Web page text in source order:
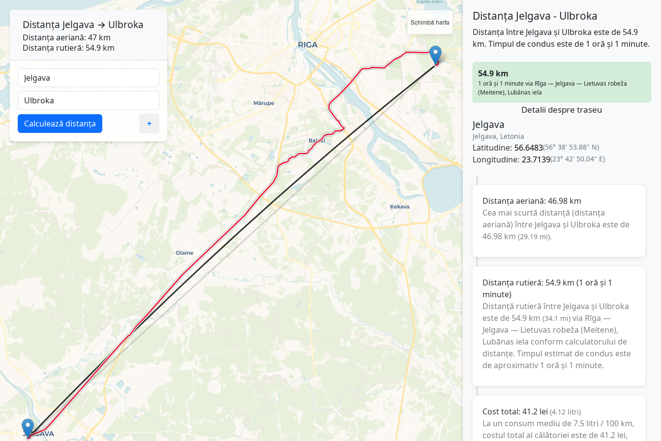
Schimbă harta Distanța Jelgava - Ulbroka
Distanța între Jelgava și Ulbroka este de 54.9
km. Timpul de condus este de 1 oră și 1 minute.
54.9 km
1 oră și 1 minute via Rīga — Jelgava — Lietuvas robeža
(Meitene), Lubānas iela
Detalii despre traseu
Jelgava
Jelgava, Letonia
Latitudine: 56.6483(56° 38' 53.88" N)
Longitudine: 23.7139(23° 42' 50.04" E)
Distanța aeriană: 46.98 km
Cea mai scurtă distanță (distanța
aeriană) între Jelgava și Ulbroka este de
46.98 km (29.19 mi).
Distanța rutieră: 54.9 km (1 oră și 1
minute)
Distanță rutieră între Jelgava și Ulbroka
este de 54.9 km (34.1 mi) via Rīga —
Jelgava — Lietuvas robeža (Meitene),
Lubānas iela conform calculatorului de
distanțe. Timpul estimat de condus este
de aproximativ 1 oră și 1 minute.
Cost total: 41.2 lei (4.12 litri)
La un consum mediu de7.5 litri / 100 km,
costul total al călătoriei este de41.2 lei,
Distanța Jelgava → Ulbroka
Distanța aeriană: 47 km
Distanța rutieră: 54.9 km
Calculează distanța +